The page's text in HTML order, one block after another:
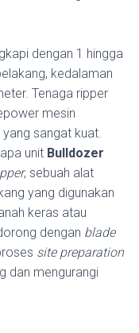
dengan 1 hingga
kedalaman
Tenaga ripper
mesin
sangat kuat.
unit Bulldozer
, sebuah alat
yang digunakan
keras atau
dengan blade
site preparation
dan mengurangi